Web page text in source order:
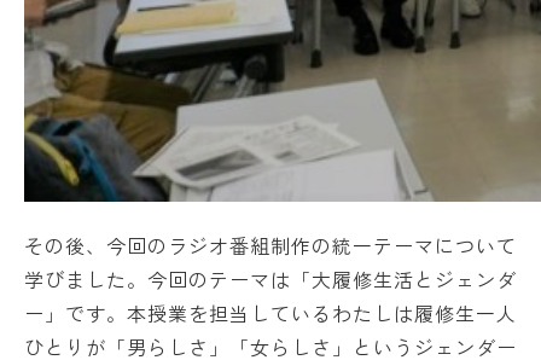
その後、今回のラジオ番組制作の統一テーマについて
学びました。今回のテーマは「大履修生活とジェンダ
ー」です。本授業を担当しているわたしは履修生一人
ひとりが「男らしさ」「女らしさ」というジェンダー